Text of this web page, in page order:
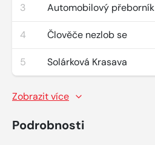
3 Automobilový přeborník
4 Člověče nezlob se
5 Solárková Krasava
Zobrazit více
Podrobnosti